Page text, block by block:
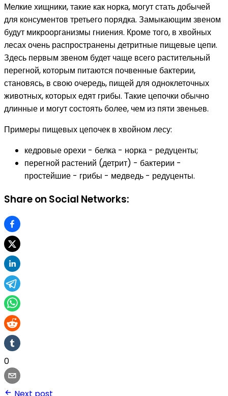
Мелкие хищники, такие как норка, могут стать добычей
для консументов третьего порядка. Замыкающим звеном
будут микроорганизмы гниения. Кроме того, в хвойных
лесах очень распространены детритные пищевые цепи.
Здесь первым звеном будет чаще всего растительный
перегной, которым питаются почвенные бактерии,
становясь, в свою очередь, пищей для одноклеточных
животных, которых едят грибы. Такие цепочки обычно
длинные и могут состоять более, чем из пяти звеньев.
Примеры пищевых цепочек в хвойном лесу:
кедровые орехи - белка - норка - редуценты;
перегной растений (детрит) - бактерии -
простейшие - грибы - медведь - редуценты.
Share on Social Networks:
0